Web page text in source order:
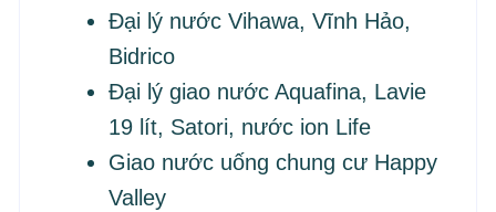
Đại lý nước Vihawa, Vĩnh Hảo,
Bidrico
Đại lý giao nước Aquafina, Lavie
19 lít, Satori, nước ion Life
Giao nước uống chung cư Happy
Valley